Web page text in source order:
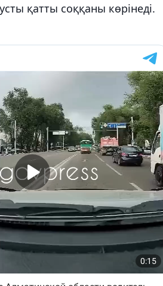
қатты соққаны көрінеді.